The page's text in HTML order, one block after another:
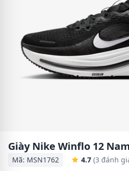
Giày Nike Winflo 12
Mã: MSN1762 4.7 (3 đánh